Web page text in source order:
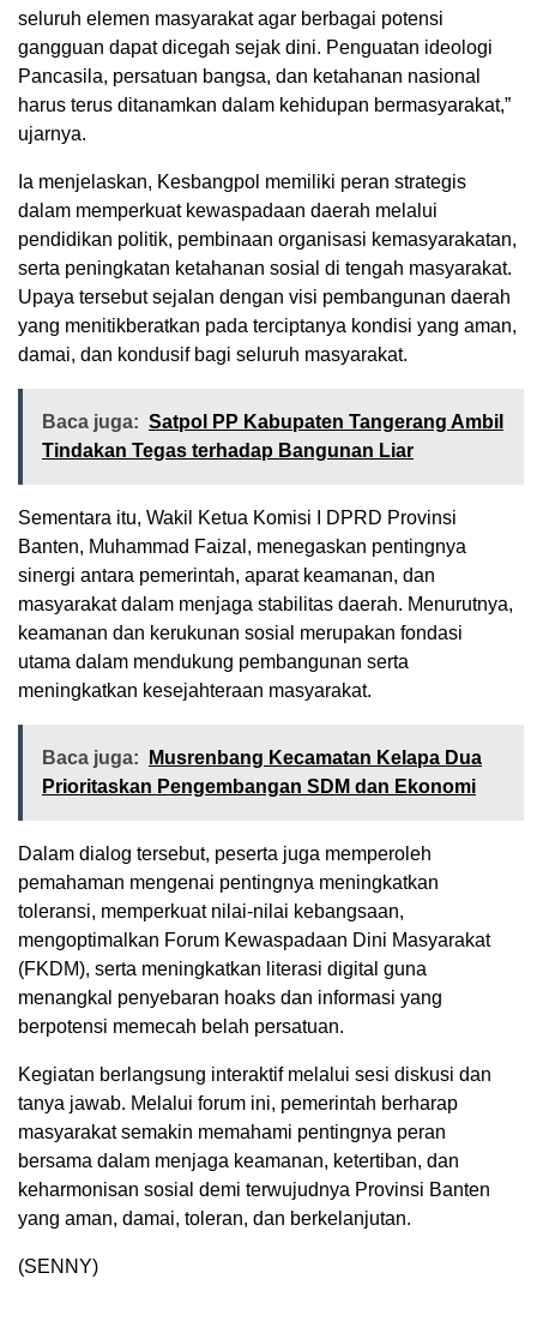
seluruh elemen masyarakat agar berbagai potensi
gangguan dapat dicegah sejak dini. Penguatan ideologi
Pancasila, persatuan bangsa, dan ketahanan nasional
harus terus ditanamkan dalam kehidupan bermasyarakat,”
ujarnya.
Ia menjelaskan, Kesbangpol memiliki peran strategis
dalam memperkuat kewaspadaan daerah melalui
pendidikan politik, pembinaan organisasi kemasyarakatan,
serta peningkatan ketahanan sosial di tengah masyarakat.
Upaya tersebut sejalan dengan visi pembangunan daerah
yang menitikberatkan pada terciptanya kondisi yang aman,
damai, dan kondusif bagi seluruh masyarakat.
Baca juga: Satpol PP Kabupaten Tangerang Ambil
Tindakan Tegas terhadap Bangunan Liar
Sementara itu, Wakil Ketua Komisi I DPRD Provinsi
Banten, Muhammad Faizal, menegaskan pentingnya
sinergi antara pemerintah, aparat keamanan, dan
masyarakat dalam menjaga stabilitas daerah. Menurutnya,
keamanan dan kerukunan sosial merupakan fondasi
utama dalam mendukung pembangunan serta
meningkatkan kesejahteraan masyarakat.
Baca juga:
Musrenbang Kecamatan Kelapa Dua
Prioritaskan Pengembangan SDM dan Ekonomi
Dalam dialog tersebut, peserta juga memperoleh
pemahaman mengenai pentingnya meningkatkan
toleransi, memperkuat nilai-nilai kebangsaan,
mengoptimalkan Forum Kewaspadaan Dini Masyarakat
(FKDM), serta meningkatkan literasi digital guna
menangkal penyebaran hoaks dan informasi yang
berpotensi memecah belah persatuan.
Kegiatan berlangsung interaktif melalui sesi diskusi dan
tanya jawab. Melalui forum ini, pemerintah berharap
masyarakat semakin memahami pentingnya peran
bersama dalam menjaga keamanan, ketertiban, dan
keharmonisan sosial demi terwujudnya Provinsi Banten
yang aman, damai, toleran, dan berkelanjutan.
(SENNY)